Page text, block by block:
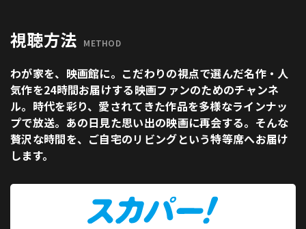
視聴方法 METHOD
わが家を、映画館に。こだわりの視点で選んだ名作・人
気作を24時間お届けする映画ファンのためのチャンネ
ル。時代を彩り、愛されてきた作品を多様なラインナッ
プで放送。あの日見た思い出の映画に再会する。そんな
贅沢な時間を、ご自宅のリビングという特等席へお届け
します。